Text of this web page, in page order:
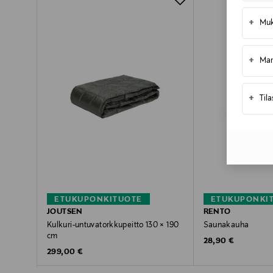
+
+
+
ETUKUPONKITUOTE
JOUTSEN
Kulkuri-untuvatorkkupeitto 130 × 190
cm
Original Price
299,00 €
RENTO
Saunakauha
Original Price
28,90 €